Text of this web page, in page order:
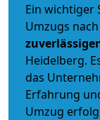
Ein wichtiger
Umzugs
Heidelberg.
das
Erfahrung
Umzug